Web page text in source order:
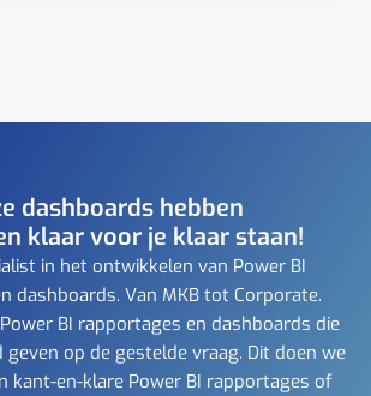
dashboards hebben
klaar voor je klaar staan!
in het ontwikkelen van Power BI
dashboards. Van MKB tot Corporate.
BI rapportages en dashboards die
op de gestelde vraag. Dit doen we
kant-en-klare Power BI rapportages of